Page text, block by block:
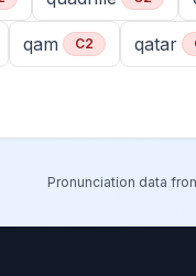
qam C2 qatar
Pronunciation data